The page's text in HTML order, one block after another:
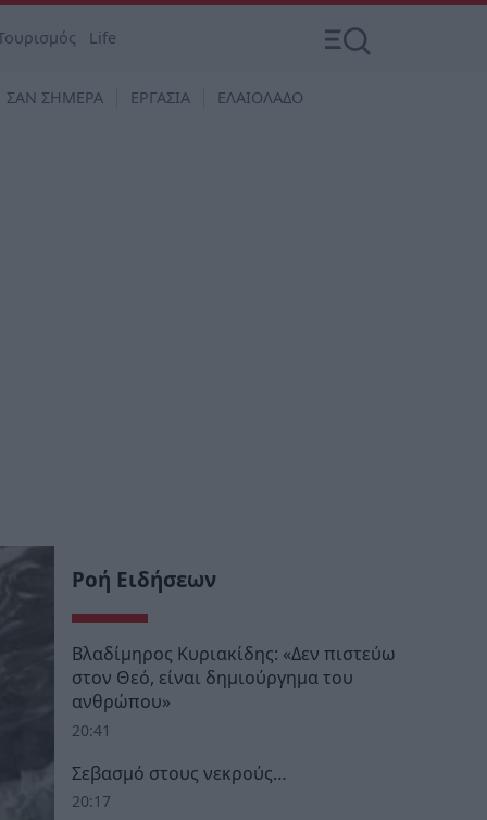
Life
ΣΑΝ ΣΗΜΕΡΑ ΕΡΓΑΣΙΑ ΕΛΑΙΟΛΑΔΟ
Ροή Ειδήσεων
Βλαδίμηρος Κυριακίδης: «Δεν πιστεύω
στον Θεό, είναι δημιούργημα του
ανθρώπου»
20:41
Σεβασμό στους νεκρούς…
20:17